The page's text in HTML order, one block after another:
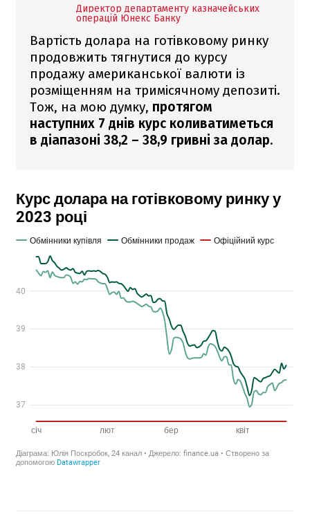
Директор департаменту казначейських
операцій Юнекс Банку
Вартість долара на готівковому ринку
продовжить тягнутися до курсу
продажу американської валюти із
розміщенням на тримісячному депозиті.
Тож, на мою думку, протягом
наступних 7 днів курс коливатиметься
в діапазоні 38,2 – 38,9 гривні за долар.